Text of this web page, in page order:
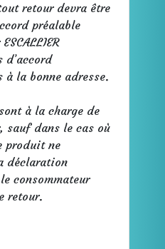
retour devra être
préalable
d’accord
la bonne adresse.
à la charge de
sauf dans le cas où
produit ne
déclaration
consommateur
retour.